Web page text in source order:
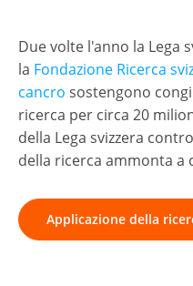
Due volte l'anno la Lega
la Fondazione Ricerca
cancro sostengono
ricerca per circa 20
della Lega svizzera
della ricerca ammonta a
Applicazione della